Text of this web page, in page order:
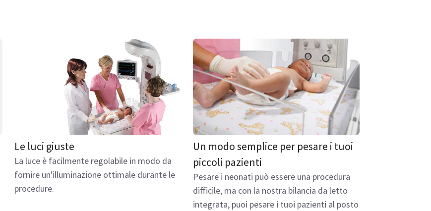
Le luci giuste
La luce è facilmente regolabile in modo da
fornire un'illuminazione ottimale durante le
procedure.
Un modo semplice per pesare i tuoi
piccoli pazienti
Pesare i neonati può essere una procedura
difficile, ma con la nostra bilancia da letto
integrata, puoi pesare i tuoi pazienti al posto